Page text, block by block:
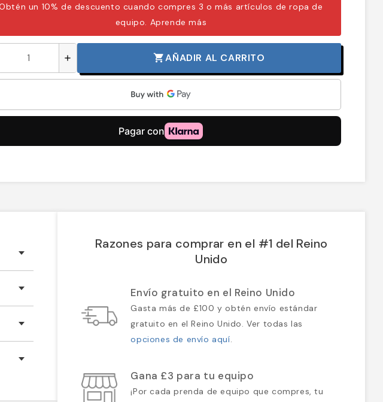
un 10% de descuento cuando compres 3 o más artículos de ropa de
equipo. Aprende más
add shopping_cartAÑADIR AL CARRITO
Razones para comprar en el #1 del Reino
Unido
Envío gratuito en el Reino Unido
Gasta más de £100 y obtén envío estándar
gratuito en el Reino Unido. Ver todas las
opciones de envío aquí.
Gana £3 para tu equipo
¡Por cada prenda de equipo que compres, tu